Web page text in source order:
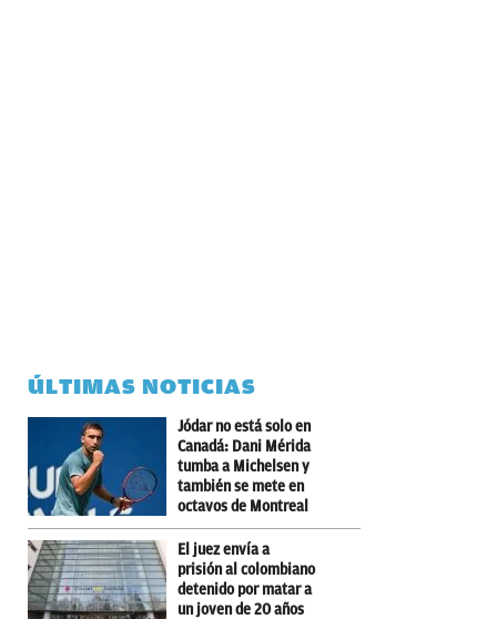
ÚLTIMAS NOTICIAS
Jódar no está solo en
Canadá: Dani Mérida
tumba a Michelsen y
también se mete en
octavos de Montreal
El juez envía a
prisión al colombiano
detenido por matar a
un joven de 20 años